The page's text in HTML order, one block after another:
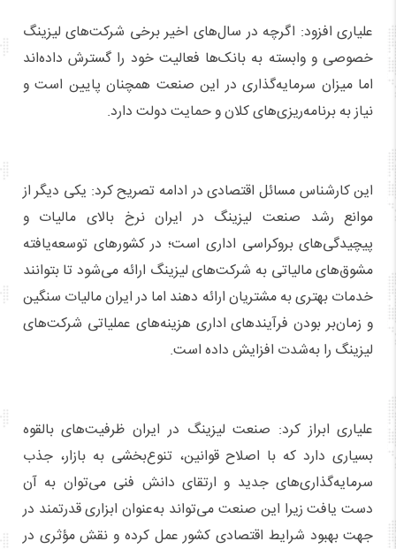
علیاری افزود: اگرچه در سال‌های اخیر برخی شرکت‌های لیزینگ
خصوصی و وابسته به بانک‌ها فعالیت خود را گسترش داده‌اند
اما میزان سرمایه‌گذاری در این صنعت همچنان پایین است و
نیاز به برنامه‌ریزی‌های کلان و حمایت دولت دارد.
این کارشناس مسائل اقتصادی در ادامه تصریح کرد: یکی دیگر از
موانع رشد صنعت لیزینگ در ایران نرخ بالای مالیات و
پیچیدگی‌های بروکراسی اداری است؛ در کشورهای توسعه‌یافته
مشوق‌های مالیاتی به شرکت‌های لیزینگ ارائه می‌شود تا بتوانند
خدمات بهتری به مشتریان ارائه دهند اما در ایران مالیات سنگین
و زمان‌بر بودن فرآیندهای اداری هزینه‌های عملیاتی شرکت‌های
لیزینگ را به‌شدت افزایش داده است.
علیاری ابراز کرد: صنعت لیزینگ در ایران ظرفیت‌های بالقوه
بسیاری دارد که با اصلاح قوانین، تنوع‌بخشی به بازار، جذب
سرمایه‌گذاری‌های جدید و ارتقای دانش فنی می‌توان به آن
دست یافت زیرا این صنعت می‌تواند به‌عنوان ابزاری قدرتمند در
جهت بهبود شرایط اقتصادی کشور عمل کرده و نقش مؤثری در